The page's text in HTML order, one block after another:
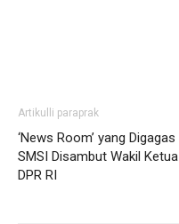
Artikulli paraprak
‘News Room’ yang Digagas
SMSI Disambut Wakil Ketua
DPR RI